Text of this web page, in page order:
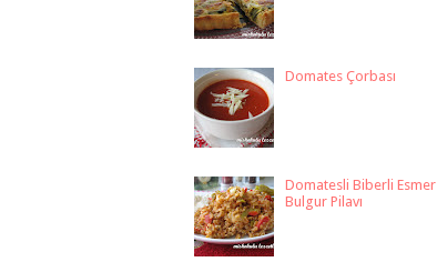
Domates Çorbası
Domatesli Biberli Esmer
Bulgur Pilavı